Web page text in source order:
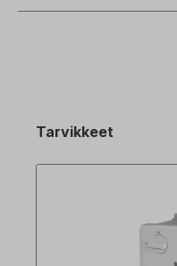
Tarvikkeet